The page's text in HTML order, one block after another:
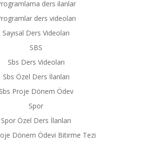
ders ilanlar
ders videoları
Sayısal Ders Videoları
SBS
Sbs Ders Videoları
Sbs Özel Ders İlanları
Sbs Proje Dönem Ödev
Spor
Spor Özel Ders İlanları
Dönem Ödevi Bitirme Tezi